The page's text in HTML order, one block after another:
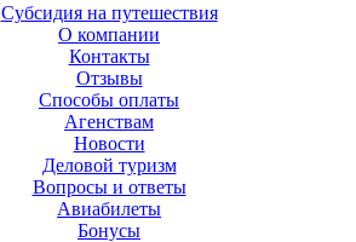
Субсидия на путешествия
О компании
Контакты
Отзывы
Cпособы оплаты
Агенствам
Новости
Деловой туризм
Вопросы и ответы
Авиабилеты
Бонусы